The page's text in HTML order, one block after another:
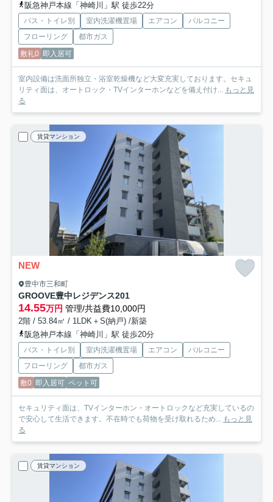
阪急神戸本線「神崎川」駅 徒歩22分
バス・トイレ別 室内洗濯機置場 エアコン
バルコニー
フローリング
都市ガス
敷礼0 即入居可
室内設備は洗面所独立・浴室乾燥機など大変充実しております。セキュ
リティ面は、オートロック・TVインターホンなどを備え付け... もっと見
る
賃貸マンション
NEW
豊中市三和町
GROOVE豊中レジデンス201
14.55万円 管理/共益費10,000円
2階 / 53.84㎡ / 1LDK＋S(納戸) /新築
阪急神戸本線「神崎川」駅 徒歩20分
バス・トイレ別 室内洗濯機置場 エアコン
バルコニー
フローリング
都市ガス
敷0 即入居可 ペット可
セキュリティ面は、TVインターホン・オートロックなど充実しているの
で安心して生活できます。不在時でも荷物を受け取れるため... もっと見
る
賃貸マンション